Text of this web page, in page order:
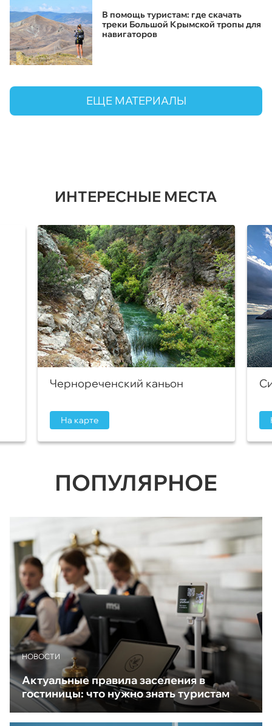
В помощь туристам: где скачать
треки Большой Крымской тропы для
навигаторов
ЕЩЕ МАТЕРИАЛЫ
ИНТЕРЕСНЫЕ МЕСТА
Чернореченский каньон
На карте
ПОПУЛЯРНОЕ
НОВОСТИ
Актуальные правила заселения в
гостиницы: что нужно знать туристам